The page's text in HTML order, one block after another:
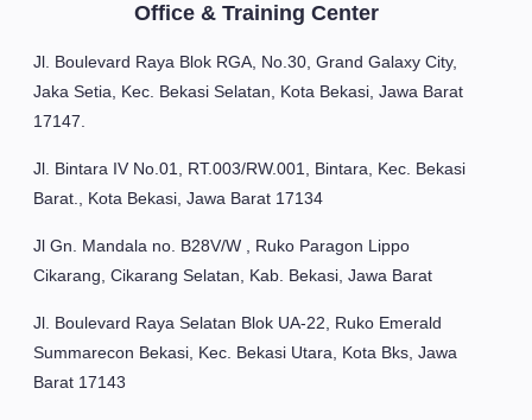
Office & Training Center
Jl. Boulevard Raya Blok RGA, No.30, Grand Galaxy City,
Jaka Setia, Kec. Bekasi Selatan, Kota Bekasi, Jawa Barat
17147.
Jl. Bintara IV No.01, RT.003/RW.001, Bintara, Kec. Bekasi
Barat., Kota Bekasi, Jawa Barat 17134
Jl Gn. Mandala no. B28V/W , Ruko Paragon Lippo
Cikarang, Cikarang Selatan, Kab. Bekasi, Jawa Barat
Jl. Boulevard Raya Selatan Blok UA-22, Ruko Emerald
Summarecon Bekasi, Kec. Bekasi Utara, Kota Bks, Jawa
Barat 17143